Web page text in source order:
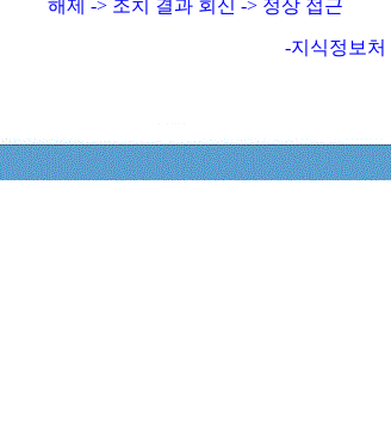
해제 -> 조치 결과 회신 -> 정상 접근
-지식정보처